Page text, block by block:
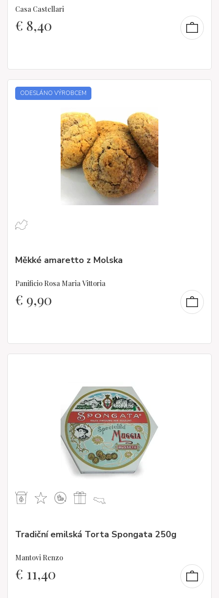
Casa Castellari
€ 8,40
ODESLÁNO VÝROBCEM
Měkké amaretto z Molska
Panificio Rosa Maria Vittoria
€ 9,90
Tradiční emilská Torta Spongata 250g
Mantovi Renzo
€ 11,40